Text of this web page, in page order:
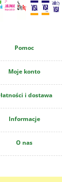
Pomoc
Moje konto
i dostawa
Informacje
O nas